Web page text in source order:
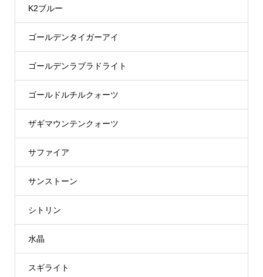
K2ブルー
ゴールデンタイガーアイ
ゴールデンラブラドライト
ゴールドルチルクォーツ
ザギマウンテンクォーツ
サファイア
サンストーン
シトリン
水晶
スギライト